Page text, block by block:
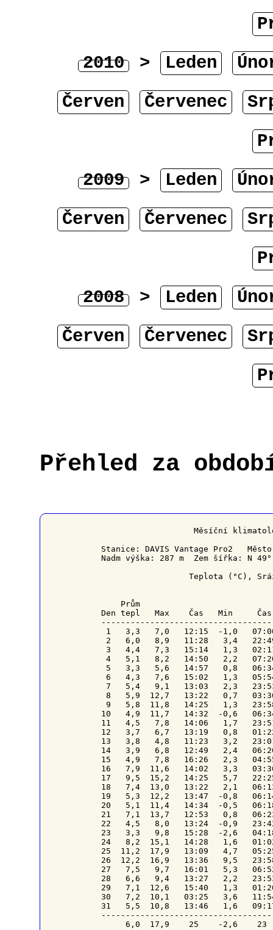
2010 > Leden
Červen
Červenec
2009 > Leden
Červen
Červenec
2008 > Leden
Červen
Červenec
Přehled za
Měsíční
Stanice: DAVIS Vantage Pro2
Nadm výška: 287 m  Zem šířka: N
Teplota (°C),
Prům
Den tepl   Max    Čas   Min
1   3,3   7,0   12:15  -1,0
2   6,0   8,9   11:28   3,4
3   4,4   7,3   15:14   1,3
4   5,1   8,2   14:50   2,2
5   3,3   5,6   14:57   0,8
6   4,3   7,6   15:02   1,3
7   5,4   9,1   13:03   2,3
8   5,9  12,7   13:22   0,7
9   5,8  11,8   14:25   1,3
10   4,9  11,7   14:32  -0,6
11   4,5   7,8   14:06   1,7
12   3,7   6,7   13:19   0,8
13   3,8   4,8   11:23   3,2
14   3,9   6,8   12:49   2,4
15   4,9   7,8   16:26   2,3
16   7,9  11,6   14:02   3,3
17   9,5  15,2   14:25   5,7
18   7,4  13,0   13:22   2,1
19   5,3  12,2   13:47  -0,8
20   5,1  11,4   14:34  -0,5
21   7,1  13,7   12:53   0,8
22   4,5   8,0   13:24  -0,9
23   3,3   9,8   15:28  -2,6
24   8,2  15,1   14:28   1,6
25  11,2  17,9   13:09   4,7
26  12,2  16,9   13:36   9,5
27   7,5   9,7   16:01   5,3
28   6,6   9,4   13:27   2,2
29   7,1  12,6   15:40   1,3
30   7,2  10,1   03:25   3,6
31   5,5  10,8   13:46   1,6
6,0  17,9    25    -2,6    23